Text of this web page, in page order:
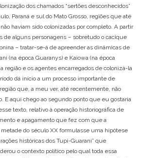
dos chamados “sertões desconhecidos”
Paraná e sul do Mato Grosso, regiões que até
haviam sido colonizadas por completo. A partir
de alguns personagens – sobretudo o cacique
– tratar-se-á de apreender as dinâmicas de
(na época Guaranys) e Kaiowa (na época
região e os agentes encarregados de colonizá-la
dá início a um processo importante de
que, a meu ver, até recentemente, não
E aqui chego ao segundo ponto que eu gostaria
texto, relativo à operação historiográfica de
e apagamento que fez com que a
do século XX formulasse uma hipótese
históricas dos Tupi-Guarani” que
o contexto político pelo qual toda essa